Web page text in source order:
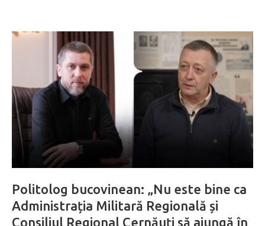
Politolog bucovinean: „Nu este bine ca
Administrația Militară Regională și
Consiliul Regional Cernăuți să ajungă în